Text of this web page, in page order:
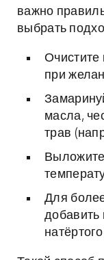
важно
выбрать
Очистите
при
масла,
трав
Для
добавить